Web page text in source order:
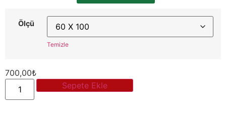
Ölçü
Temizle
700,00₺
Sepete Ekle